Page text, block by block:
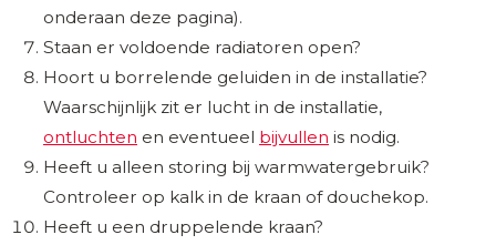
onderaan deze pagina).
Staan er voldoende radiatoren open?
Hoort u borrelende geluiden in de installatie?
Waarschijnlijk zit er lucht in de installatie,
ontluchten en eventueel bijvullen is nodig.
Heeft u alleen storing bij warmwatergebruik?
Controleer op kalk in de kraan of douchekop.
Heeft u een druppelende kraan?